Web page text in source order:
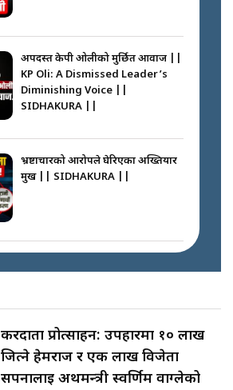
प्रश्नपत्र लिक गर्ने सुलभ सर ? ||
SIDHAKURA ||
वैधानिकता || Cannabis legalized
|| PM BALEN ADDRESS ||
SIDHAKURA ||
|| Court Grievances Directly to
the Supreme Court ||
SIDHAKURA
इनड्राइभ || SIDHAKURA ||
राष्ट्रिय सवालमा ९ दल एकजुट ||
Prachanda, Rabi, Gagan Stand
on the Same Page ||
SIDHAKURA ||
अपदस्त केपी ओलीको मुर्छित आवाज ||
KP Oli: A Dismissed Leader’s
Diminishing Voice ||
SIDHAKURA ||
भ्रष्टाचारको आरोपले घेरिएका अख्तियार
प्रमुख || SIDHAKURA ||
SIDHAKURA
पोप्पोको पासोः कमाउने लोभमा घरबार नै
उठिबास | The Dark Side of
करदाता प्रोत्साहन: उपहारमा १० लाख
जित्ने हेमराज र एक लाख विजेता
सपनालाई अर्थमन्त्री स्वर्णिम वाग्लेको